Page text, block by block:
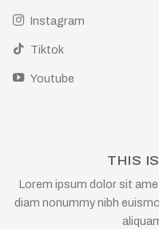
Instagram
Tiktok
Youtube
THIS
Lorem ipsum dolor sit
diam nonummy nibh